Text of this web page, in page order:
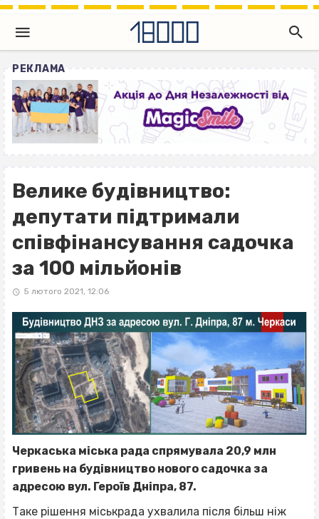
РЕКЛАМА
Велике будівництво:
депутати підтримали
співфінансування садочка
за 100 мільйонів
5 лютого 2021, 12:06
Черкаська міська рада спрямувала 20,9 млн
гривень на будівництво нового садочка за
адресою вул. Героїв Дніпра, 87.
Таке рішення міськрада ухвалила після більш ніж